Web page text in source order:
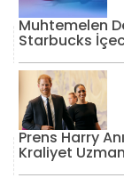
Muhtemelen
Starbucks
Prens Harry
Kraliyet